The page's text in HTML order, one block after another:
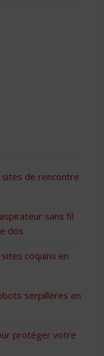
sites de rencontre
sans fil
dos
coquins en
serpillères en
protéger votre